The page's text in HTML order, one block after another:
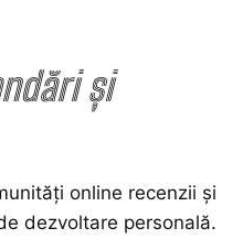
și
online recenzii și
dezvoltare personală.